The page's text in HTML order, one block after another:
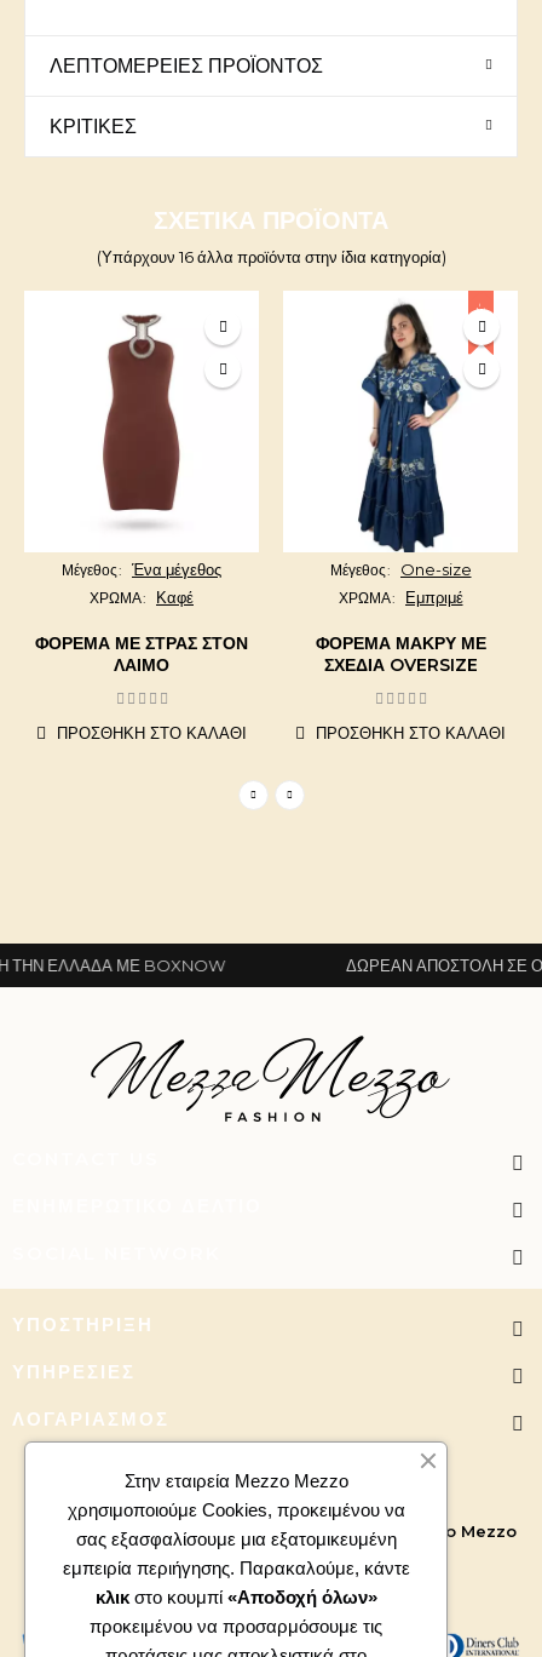
ΛΕΠΤΟΜΈΡΕΙΕΣ ΠΡΟΪΌΝΤΟΣ
ΚΡΙΤΙΚΈΣ
ΣΧΕΤΙΚΆ ΠΡΟΪΌΝΤΑ
(Υπάρχουν 16 άλλα προϊόντα στην ίδια κατηγορία)
Μέγεθος Ένα μέγεθος
ΧΡΩΜΑ Καφέ
ΦΟΡΕΜΑ ΜΕ ΣΤΡΑΣ ΣΤΟΝ
ΛΑΙΜΟ
ΠΡΟΣΘΉΚΗ ΣΤΟ ΚΑΛΆΘΙ
-20%
Μέγεθος One-size
ΧΡΩΜΑ Εμπριμέ
ΦΌΡΕΜΑ ΜΑΚΡΎ ΜΕ
ΣΧΈΔΙΑ OVERSIZE
ΠΡΟΣΘΉΚΗ ΣΤΟ ΚΑΛΆΘΙ
ΕΛΛΆΔΑ ΜΕ BOXNOW ΔΩΡΕΆΝ ΑΠΟΣΤΟΛΉ ΣΕ
ΥΠΟΣΤΉΡΙΞΗ
ΥΠΗΡΕΣΊΕΣ
ΛΟΓΑΡΙΑΣΜΌΣ
Copyright 2026 - All right reserved. Powered by Mezzo Mezzo
Στην εταιρεία Mezzo Mezzo
χρησιμοποιούμε Cookies, προκειμένου να
σας εξασφαλίσουμε μια εξατομικευμένη
εμπειρία περιήγησης. Παρακαλούμε, κάντε
κλικ στο κουμπί «Αποδοχή όλων»
προκειμένου να προσαρμόσουμε τις